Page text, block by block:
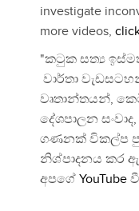
investigate
more videos,
"කටුක සත්‍ය
වාර්තා
වෘතාන්තයන්,
දේශපාලන
ගණනක් විකල්ප
නිශ්පාදනය කර
අපගේ YouTube